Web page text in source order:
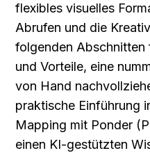
flexibles visuelles
Abrufen und die
folgenden Abschnitten
und Vorteile, eine
von Hand
praktische Einführung
Mapping mit Ponder
einen KI-gestützten